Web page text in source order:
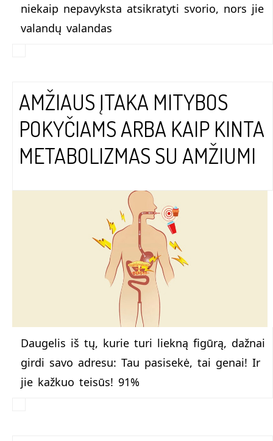
niekaip nepavyksta atsikratyti svorio, nors jie
valandų valandas
AMŽIAUS ĮTAKA MITYBOS
POKYČIAMS ARBA KAIP KINTA
METABOLIZMAS SU AMŽIUMI
Daugelis iš tų, kurie turi liekną figūrą, dažnai
girdi savo adresu: Tau pasisekė, tai genai! Ir
jie kažkuo teisūs! 91%